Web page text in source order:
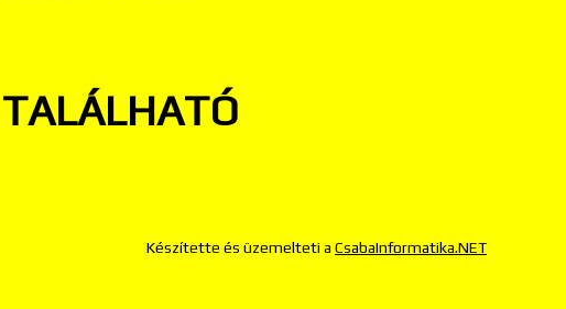
Készítette és üzemelteti a CsabaInformatika.NET